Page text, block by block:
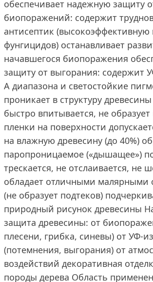
обеспечивает надежную защиту
биопоражений: содержит
антисептик
фунгицидов) останавливает
начавшегося биопоражения
защиту от выгорания: содержит
A диапазона и светостойкие
проникает в структуру
быстро впитывается, не
пленки на поверхности
на влажную древесину (до 40%)
паропроницаемое («дышащее»)
трескается, не отслаивается, не
обладает отличными малярными
(не образует подтеков)
природный рисунок древесины
защита древесины: от
плесени, грибка, синевы) от УФ-
(потемнения, выгорания) от
воздействий декоративная
породы дерева Область